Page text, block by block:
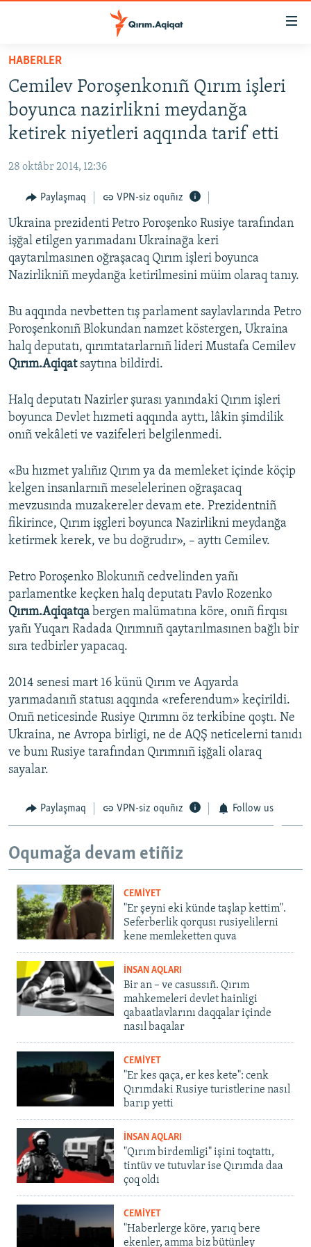
Esas
qaytmaq
Baş
navigatsiyağa
qaytmaq
Qıdıruvğa
HABERLER
İQTİSADİYAT
MEDENİYET
İNSAN AQLARI
VİDEO
SÜRET
BLOGLAR
Русский
Українською
QOŞULIÑIZ!
RFE/RS bütün saytları
HABERLER
Cemilev Poroşenkonıñ Qırım işleri
boyunca nazirlikni meydanğa
ketirek niyetleri aqqında tarif etti
28 oktâbr 2014, 12:36
Paylaşmaq VPN-siz oquñız
Ukraina prezidenti Petro Poroşenko Rusiye tarafından
işğal etilgen yarımadanı Ukrainağa keri
qaytarılmasınen oğraşacaq Qırım işleri boyunca
Nazirlikniñ meydanğa ketirilmesini müim olaraq tanıy.
Bu aqqında nevbetten tış parlament saylavlarında Petro
Poroşenkonıñ Blokundan namzet köstergen, Ukraina
halq deputatı, qırımtatarlarnıñ lideri Mustafa Cemilev
Qırım.Aqiqatsaytına bildirdi.
Halq deputatı Nazirler şurası yanındaki Qırım işleri
boyunca Devlet hızmeti aqqında ayttı, lâkin şimdilik
onıñ vekâleti ve vazifeleri belgilenmedi.
«Bu hızmet yalıñız Qırım ya da memleket içinde köçip
kelgen insanlarnıñ meselelerinen oğraşacaq
mevzusında muzakereler devam ete. Prezidentniñ
fikirince, Qırım işgleri boyunca Nazirlikni meydanğa
ketirmek kerek, ve bu doğrudır», – ayttı Cemilev.
Petro Poroşenko Blokunıñ cedvelinden yañı
parlamentke keçken halq deputatı Pavlo Rozenko
Qırım.Aqiqatqa bergen malümatına köre, onıñ firqısı
yañı Yuqarı Radada Qırımnıñ qaytarılmasınen bağlı bir
sıra tedbirler yapacaq.
2014 senesi mart 16 künü Qırım ve Aqyarda
yarımadanıñ statusı aqqında «referendum» keçirildi.
Onıñ neticesinde Rusiye Qırımnı öz terkibine qoştı. Ne
Ukraina, ne Avropa birligi, ne de AQŞ neticelerni tanıdı
ve bunı Rusiye tarafından Qırımnıñ işğali olaraq
sayalar.
Paylaşmaq VPN-siz oquñız Follow us
Oqumağa devam etiñiz
CEMİYET
"Er şeyni eki künde taşlap kettim".
Seferberlik qorqusı rusiyelilerni
kene memleketten quva
İNSAN AQLARI
Bir an – ve casussıñ. Qırım
mahkemeleri devlet hainligi
qabaatlavlarını daqqalar içinde
nasıl baqalar
CEMİYET
"Er kes qaça, er kes kete": cenk
Qırımdaki Rusiye turistlerine nasıl
barıp yetti
İNSAN AQLARI
"Qırım birdemligi" işini toqtattı,
tintüv ve tutuvlar ise Qırımda daa
çoq oldı
CEMİYET
"Haberlerge köre, yarıq bere
ekenler, amma biz bütünley